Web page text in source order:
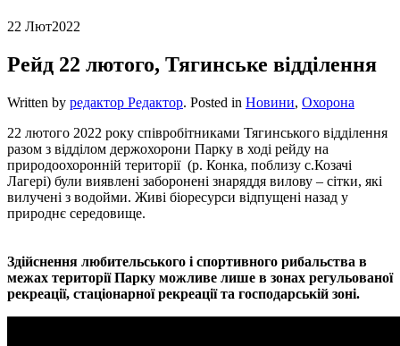
22 Лют2022
Рейд 22 лютого, Тягинське відділення
Written by редактор Редактор. Posted in Новини, Охорона
22 лютого 2022 року співробітниками Тягинського відділення
разом з відділом держохорони Парку в ході рейду на
природоохоронній території (р. Конка, поблизу с.Козачі
Лагері) були виявлені заборонені знаряддя вилову – сітки, які
вилучені з водойми. Живі біоресурси відпущені назад у
природнє середовище.
Здійснення любительського і спортивного рибальства в
межах території Парку можливе лише в зонах регульованої
рекреації, стаціонарної рекреації та господарській зоні.